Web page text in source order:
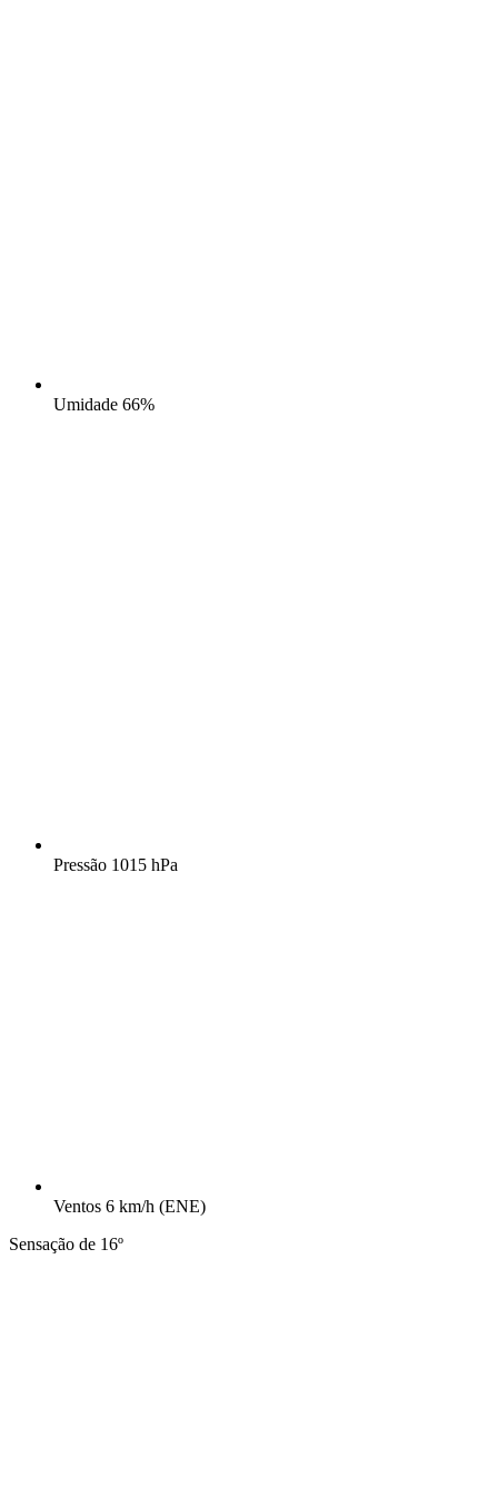
Umidade 66%
Pressão 1015 hPa
Ventos 6 km/h (ENE)
Sensação de 16º